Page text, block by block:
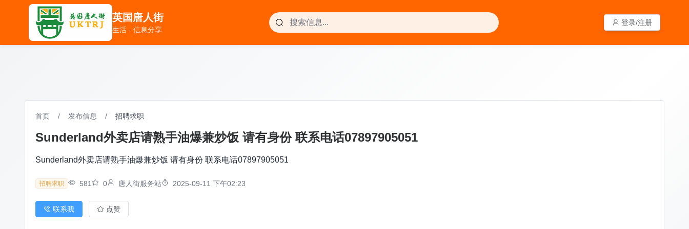
英国唐人街
生活 · 信息分享
登录/注册
英国唐人街
生活 · 信息分享
登录/注册
首页 / 发布信息 / 招聘求职
Sunderland外卖店请熟手油爆兼炒饭 请有身份 联系电话07897905051
Sunderland外卖店请熟手油爆兼炒饭 请有身份 联系电话07897905051
招聘求职 581 0 唐人街服务站 2025-09-11 下午02:23
联系我 点赞